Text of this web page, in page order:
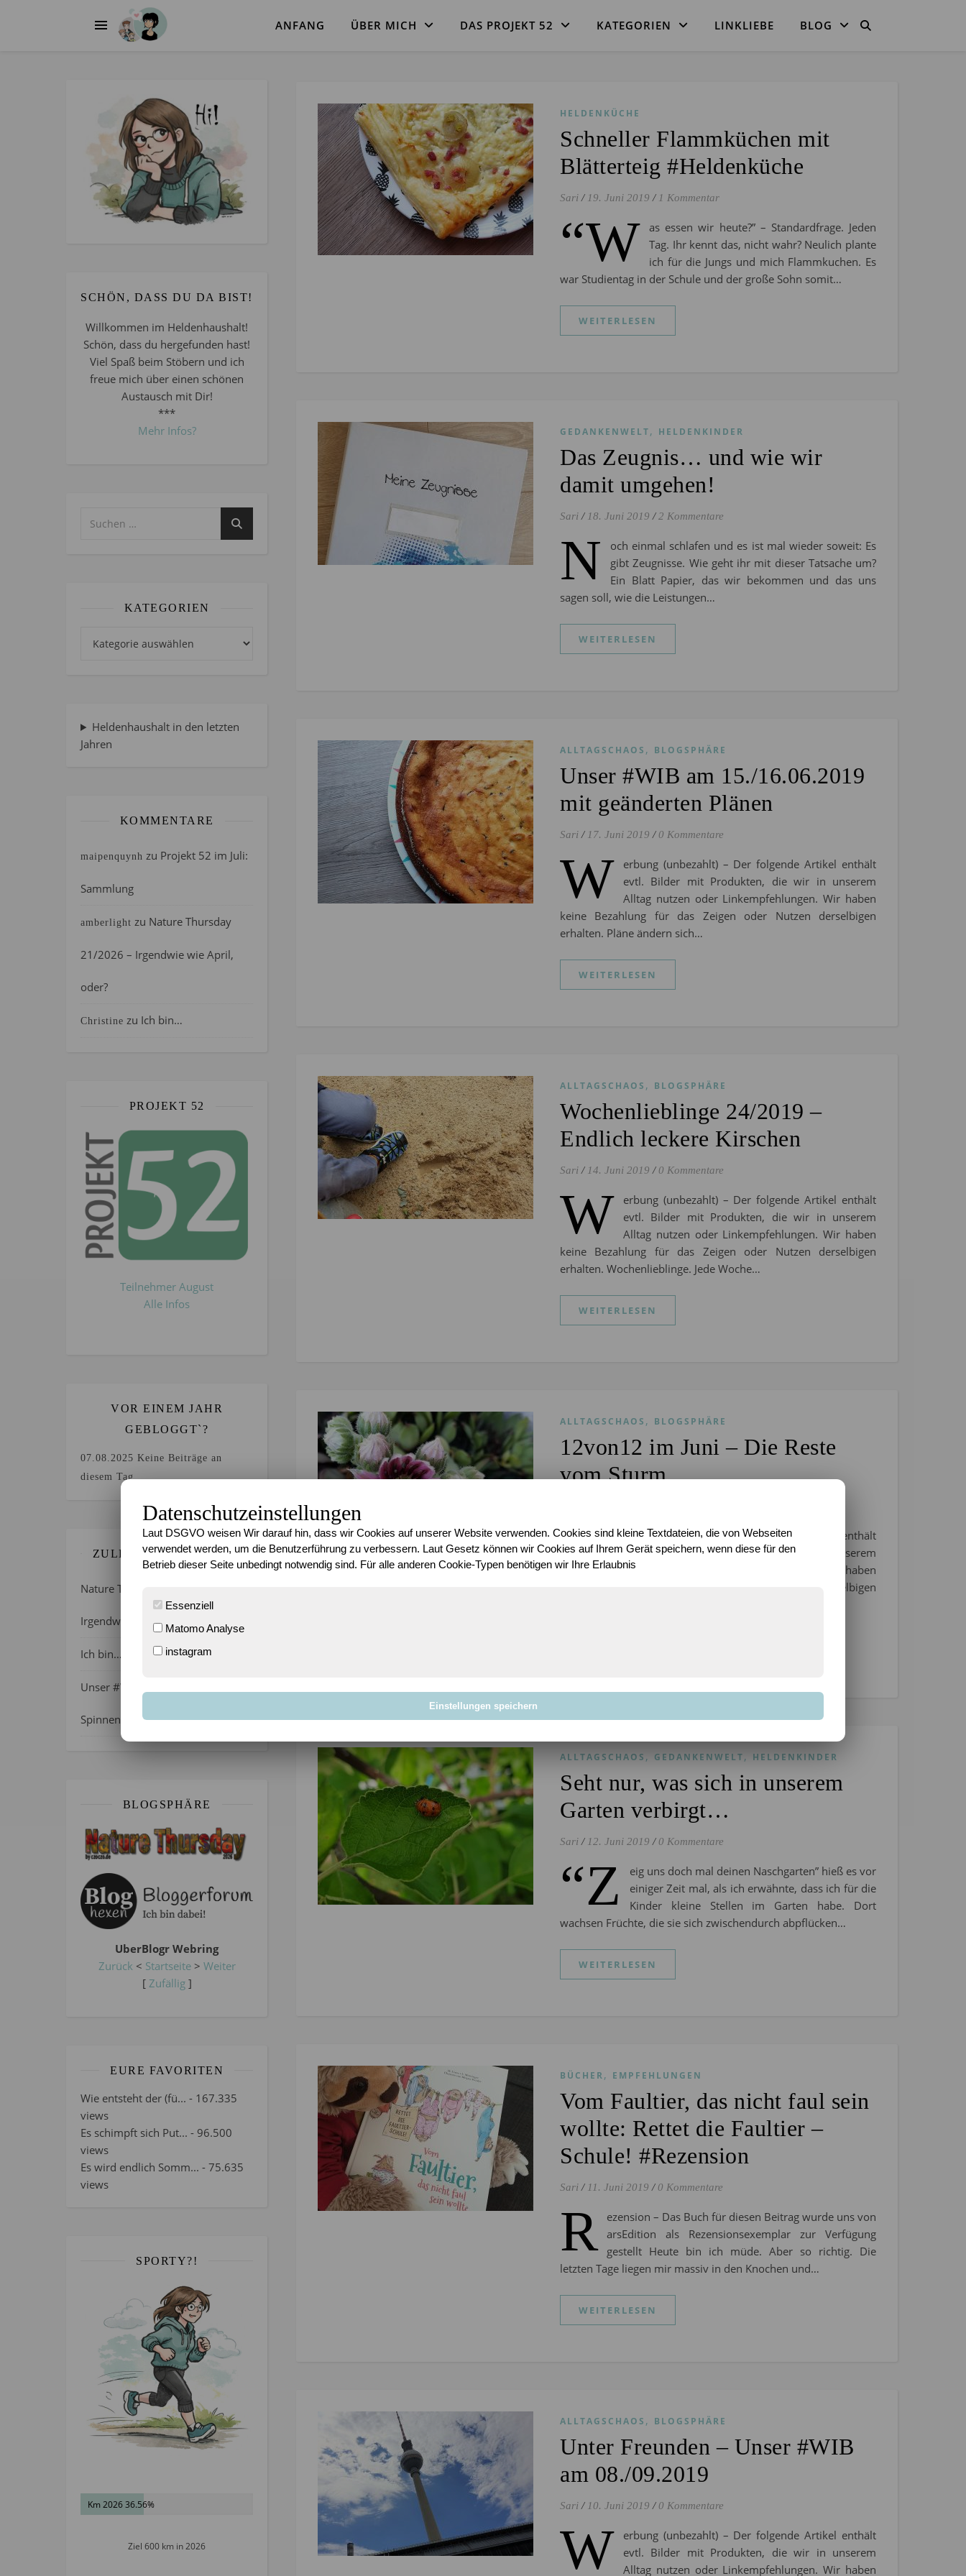
ANFANG ÜBER MICH DAS PROJEKT 52 KATEGORIEN LINKLIEBE BLOG
SCHÖN, DASS DU DA BIST!
Willkommen im Heldenhaushalt!
Schön, dass du hergefunden hast!
Viel Spaß beim Stöbern und ich
freue mich über einen schönen
Austausch mit Dir!
***
Mehr Infos?
KATEGORIEN
Heldenhaushalt in den letzten
Jahren
KOMMENTARE
maipenquynh zu Projekt 52 im Juli:
Sammlung
amberlight zu Nature Thursday
21/2026 – Irgendwie wie April,
oder?
Christine zu Ich bin…
PROJEKT 52
Teilnehmer August
Alle Infos
VOR EINEM JAHR
GEBLOGGT`?
07.08.2025 Keine Beiträge an
diesem Tag.
ZULETZT GEBLOGGT…
Nature Thursday 21/2026 –
Irgendwie wie April, oder?
Ich bin…
Unser #WIB am 01./02.08.2026 –
Spinnenalarm!
BLOGSPHÄRE
UberBlogr Webring
Zurück < Startseite> Weiter
[ Zufällig]
EURE FAVORITEN
Wie entsteht der (fü... - 167.335
views
Es schimpft sich Put... - 96.500
views
Es wird endlich Somm... - 75.635
views
SPORTY?!
Km 2026 36.56%
Ziel 600 km in 2026
HELDENKÜCHE
Schneller Flammküchen mit
Blätterteig #Heldenküche
Sari / 19. Juni 2019 / 1 Kommentar
“W as essen wir heute?” – Standardfrage. Jeden
Tag. Ihr kennt das, nicht wahr? Neulich plante
ich für die Jungs und mich Flammkuchen. Es
war Studientag in der Schule und der große Sohn somit…
WEITERLESEN
GEDANKENWELT, HELDENKINDER
Das Zeugnis… und wie wir
damit umgehen!
Sari / 18. Juni 2019 / 2 Kommentare
N
och einmal schlafen und es ist mal wieder soweit: Es
gibt Zeugnisse. Wie geht ihr mit dieser Tatsache um?
Ein Blatt Papier, das wir bekommen und das uns
sagen soll, wie die Leistungen…
WEITERLESEN
ALLTAGSCHAOS , BLOGSPHÄRE
Unser #WIB am 15./16.06.2019
mit geänderten Plänen
Sari / 17. Juni 2019 / 0 Kommentare
W
erbung (unbezahlt) – Der folgende Artikel enthält
evtl. Bilder mit Produkten, die wir in unserem
Alltag nutzen oder Linkempfehlungen. Wir haben
keine Bezahlung für das Zeigen oder Nutzen derselbigen
erhalten. Pläne ändern sich…
WEITERLESEN
ALLTAGSCHAOS , BLOGSPHÄRE
Wochenlieblinge 24/2019 –
Endlich leckere Kirschen
Sari / 14. Juni 2019 / 0 Kommentare
W
erbung (unbezahlt) – Der folgende Artikel enthält
evtl. Bilder mit Produkten, die wir in unserem
Alltag nutzen oder Linkempfehlungen. Wir haben
keine Bezahlung für das Zeigen oder Nutzen derselbigen
erhalten. Wochenlieblinge. Jede Woche…
WEITERLESEN
ALLTAGSCHAOS , BLOGSPHÄRE
12von12 im Juni – Die Reste
vom Sturm…
W erbung (unbezahlt) – Der folgende Artikel enthält
evtl. Bilder mit Produkten, die wir in unserem
Alltag nutzen oder Linkempfehlungen. Wir haben
keine Bezahlung für das Zeigen oder Nutzen derselbigen
ALLTAGSCHAOS , GEDANKENWELT, HELDENKINDER
Seht nur, was sich in unserem
Garten verbirgt…
Sari / 12. Juni 2019 / 0 Kommentare
“Z
eig uns doch mal deinen Naschgarten” hieß es vor
einiger Zeit mal, als ich erwähnte, dass ich für die
Kinder kleine Stellen im Garten habe. Dort
wachsen Früchte, die sie sich zwischendurch abpflücken…
WEITERLESEN
BÜCHER, EMPFEHLUNGEN
Vom Faultier, das nicht faul sein
wollte: Rettet die Faultier –
Schule! #Rezension
Sari / 11. Juni 2019 / 0 Kommentare
R
ezension – Das Buch für diesen Beitrag wurde uns von
arsEdition als Rezensionsexemplar zur Verfügung
gestellt Heute bin ich müde. Aber so richtig. Die
letzten Tage liegen mir massiv in den Knochen und…
WEITERLESEN
ALLTAGSCHAOS , BLOGSPHÄRE
Unter Freunden – Unser #WIB
am 08./09.2019
Sari / 10. Juni 2019 / 0 Kommentare
W
erbung (unbezahlt) – Der folgende Artikel enthält
evtl. Bilder mit Produkten, die wir in unserem
Alltag nutzen oder Linkempfehlungen. Wir haben
Datenschutzeinstellungen
Laut DSGVO weisen Wir darauf hin, dass wir Cookies auf unserer Website verwenden. Cookies sind kleine Textdateien, die von Webseiten
verwendet werden, um die Benutzerführung zu verbessern. Laut Gesetz können wir Cookies auf Ihrem Gerät speichern, wenn diese für den
Betrieb dieser Seite unbedingt notwendig sind. Für alle anderen Cookie-Typen benötigen wir Ihre Erlaubnis
Essenziell
Matomo Analyse
instagram
Einstellungen speichern